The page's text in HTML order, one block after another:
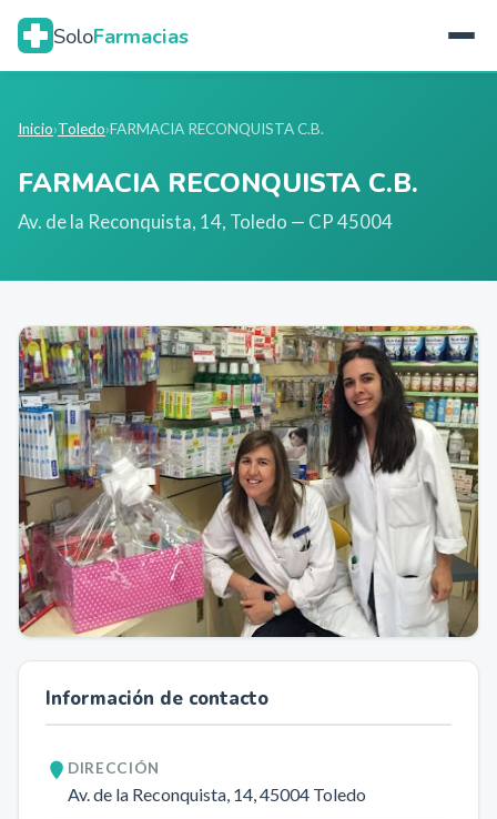
SoloFarmacias
Inicio›Toledo›FARMACIA RECONQUISTA C.B.
FARMACIA RECONQUISTA C.B.
Av. de la Reconquista, 14, Toledo — CP 45004
Información de contacto
DIRECCIÓN
Av. de la Reconquista, 14, 45004 Toledo